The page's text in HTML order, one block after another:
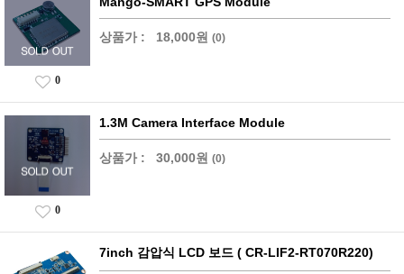
상품가 : 18,000원 (0)
0
1.3M Camera Interface Module
상품가 : 30,000원 (0)
0
7inch 감압식 LCD 보드 ( CR-LIF2-RT070R220)